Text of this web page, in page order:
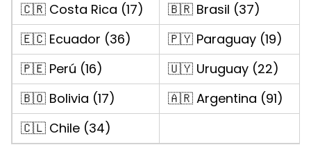
🇨🇷 Costa Rica (17)
🇧🇷 Brasil (37)
🇪🇨 Ecuador (36)
🇵🇾 Paraguay (19)
🇵🇪 Perú (16)
🇺🇾 Uruguay (22)
🇧🇴 Bolivia (17)
🇦🇷 Argentina (91)
🇨🇱 Chile (34)